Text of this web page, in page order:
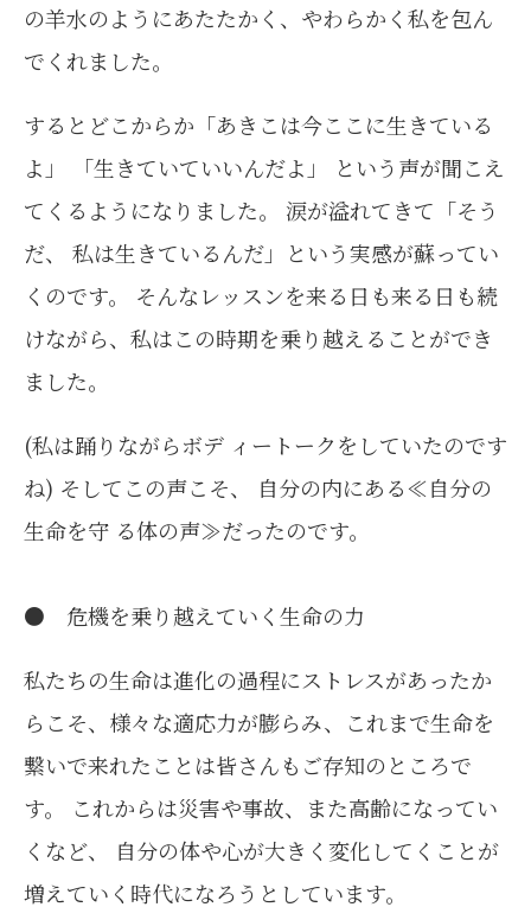
の羊水のようにあたたかく、やわらかく私を包ん
でくれました。
するとどこからか「あきこは今ここに生きている
よ」 「生きていていいんだよ」 という声が聞こえ
てくるようになりました。 涙が溢れてきて「そう
だ、 私は生きているんだ」という実感が蘇ってい
くのです。 そんなレッスンを来る日も来る日も続
けながら、私はこの時期を乗り越えることができ
ました。
(私は踊りながらボデ ィートークをしていたのです
ね) そしてこの声こそ、 自分の内にある≪自分の
生命を守 る体の声≫だったのです。
● 危機を乗り越えていく生命の力
私たちの生命は進化の過程にストレスがあったか
らこそ、様々な適応力が膨らみ、これまで生命を
繋いで来れたことは皆さんもご存知のところで
す。 これからは災害や事故、また高齢になってい
くなど、 自分の体や心が大きく変化してくことが
増えていく時代になろうとしています。